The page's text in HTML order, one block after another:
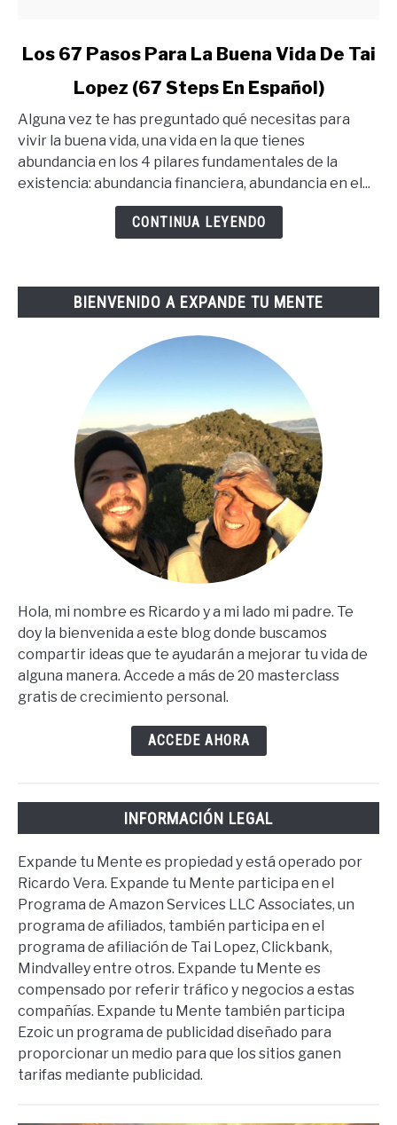
link
67
Pasos
Para
Steps
Los 67 Pasos Para La Buena Vida De Tai
Lopez (67 Steps En Español)
Alguna vez te has preguntado qué necesitas para
vivir la buena vida, una vida en la que tienes
abundancia en los 4 pilares fundamentales de la
existencia: abundancia financiera, abundancia en el...
CONTINUA LEYENDO
BIENVENIDO A EXPANDE TU MENTE
Hola, mi nombre es Ricardo y a mi lado mi padre. Te
doy la bienvenida a este blog donde buscamos
compartir ideas que te ayudarán a mejorar tu vida de
alguna manera. Accede a más de 20 masterclass
gratis de crecimiento personal.
ACCEDE AHORA
INFORMACIÓN LEGAL
Expande tu Mente es propiedad y está operado por
Ricardo Vera. Expande tu Mente participa en el
Programa de Amazon Services LLC Associates, un
programa de afiliados, también participa en el
programa de afiliación de Tai Lopez, Clickbank,
Mindvalley entre otros. Expande tu Mente es
compensado por referir tráfico y negocios a estas
compañías. Expande tu Mente también participa
Ezoic un programa de publicidad diseñado para
proporcionar un medio para que los sitios ganen
tarifas mediante publicidad.